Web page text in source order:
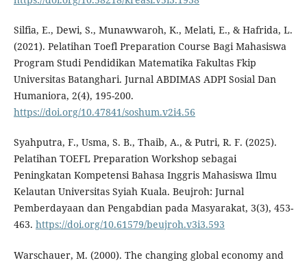
Silfia, E., Dewi, S., Munawwaroh, K., Melati, E., & Hafrida, L.
(2021). Pelatihan Toefl Preparation Course Bagi Mahasiswa
Program Studi Pendidikan Matematika Fakultas Fkip
Universitas Batanghari. Jurnal ABDIMAS ADPI Sosial Dan
Humaniora, 2(4), 195-200.
https://doi.org/10.47841/soshum.v2i4.56
Syahputra, F., Usma, S. B., Thaib, A., & Putri, R. F. (2025).
Pelatihan TOEFL Preparation Workshop sebagai
Peningkatan Kompetensi Bahasa Inggris Mahasiswa Ilmu
Kelautan Universitas Syiah Kuala. Beujroh: Jurnal
Pemberdayaan dan Pengabdian pada Masyarakat, 3(3), 453-
463. https://doi.org/10.61579/beujroh.v3i3.593
Warschauer, M. (2000). The changing global economy and